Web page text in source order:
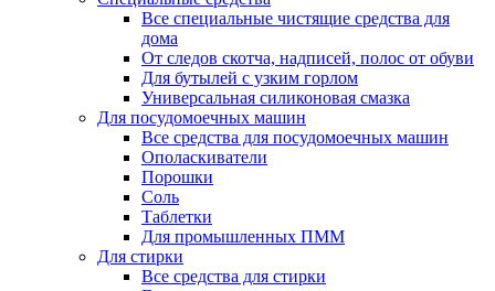
Все специальные чистящие средства для
дома
От следов скотча, надписей, полос от обуви
Для бутылей с узким горлом
Универсальная силиконовая смазка
Для посудомоечных машин
Все средства для посудомоечных машин
Ополаскиватели
Порошки
Соль
Таблетки
Для промышленных ПММ
Для стирки
Все средства для стирки